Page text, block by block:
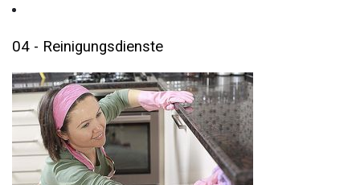
04 - Reinigungsdienste